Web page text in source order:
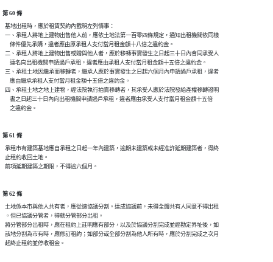
第 60 條
  基地出租時，應於租賃契約內載明左列情事：
  一、承租人將地上建物出售他人前，應依土地法第一百零四條規定，通知出租機關依同樣
      條件優先承購，違者應由原承租人支付當月租金額十八倍之違約金。
  二、承租人將地上建物出售或贈與他人者，應於移轉事實發生之日起三十日內會同承受人
      連名向出租機關申請過戶承租，違者應由承租人支付當月租金額十五倍之違約金。
  三、承租土地因繼承而移轉者，繼承人應於事實發生之日起六個月內申請過戶承租，違者
      應由繼承承租人支付當月租金額十五倍之違約金。
  四、承租土地之地上建物，經法院執行拍賣移轉者，其承受人應於法院發給產權移轉證明
      書之日起三十日內向出租機關申請過戶承租，違者應由承受人支付當月租金額十五倍
第 61 條
  承租市有建築基地應自承租之日起一年內建築，逾期未建築或未經准許延期建築者，得終
  止租約收回土地。
第 62 條
  土地係本市與他人共有者，應從速協議分割。達成協議前，未得全體共有人同意不得出租
  。但已協議分管者，得就分管部分出租。
  將分管部分出租時，應在租約上註明應有部分，以及於協議分割完成並經勘定界址後，如
  該地分割為市有時，應修訂租約；如部分或全部分割為他人所有時，應於分割完成之次月